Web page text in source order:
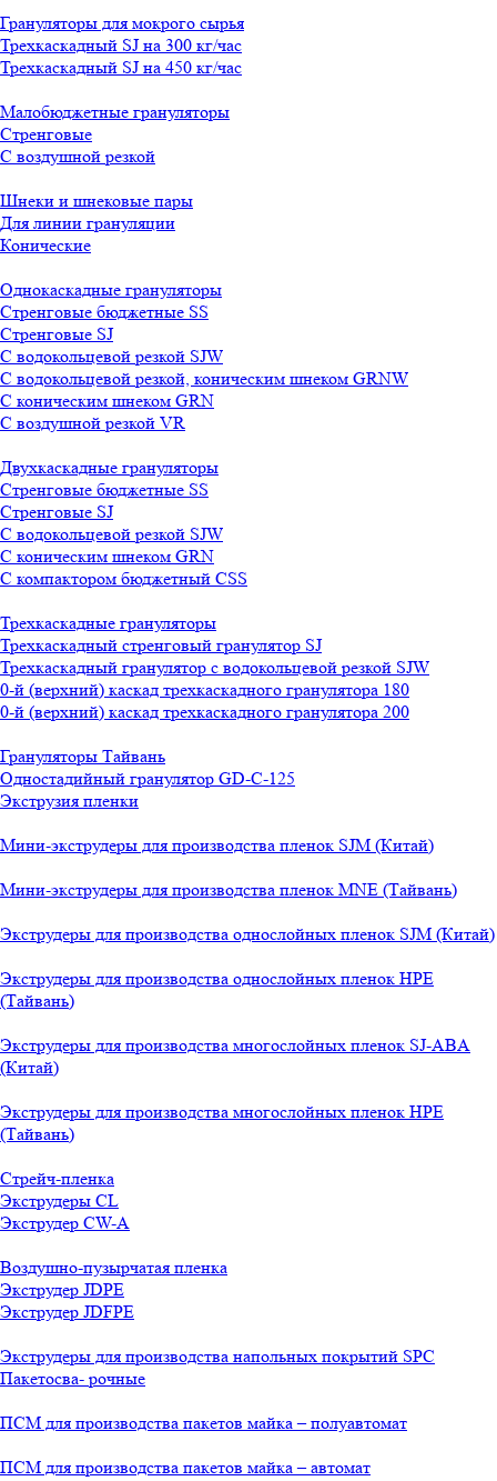
Грануляторы для мокрого сырья
Трехкаскадный SJ на 300 кг/час
Трехкаскадный SJ на 450 кг/час
Малобюджетные грануляторы
Стренговые
С воздушной резкой
Шнеки и шнековые пары
Для линии грануляции
Конические
Однокаскадные грануляторы
Стренговые бюджетные SS
Стренговые SJ
С водокольцевой резкой SJW
С водокольцевой резкой, коническим шнеком GRNW
С коническим шнеком GRN
С воздушной резкой VR
Двухкаскадные грануляторы
Стренговые бюджетные SS
Стренговые SJ
С водокольцевой резкой SJW
С коническим шнеком GRN
С компактором бюджетный CSS
Трехкаскадные грануляторы
Трехкаскадный стренговый гранулятор SJ
Трехкаскадный гранулятор с водокольцевой резкой SJW
0-й (верхний) каскад трехкаскадного гранулятора 180
0-й (верхний) каскад трехкаскадного гранулятора 200
Грануляторы Тайвань
Одностадийный гранулятор GD-C-125
Экструзия пленки
Мини-экструдеры для производства пленок SJM (Китай)
Мини-экструдеры для производства пленок MNE (Тайвань)
Экструдеры для производства однослойных пленок SJM (Китай)
Экструдеры для производства однослойных пленок HPE
(Тайвань)
Экструдеры для производства многослойных пленок SJ-ABA
(Китай)
Экструдеры для производства многослойных пленок HPE
(Тайвань)
Стрейч-пленка
Экструдеры CL
Экструдер CW-A
Воздушно-пузырчатая пленка
Экструдер JDPE
Экструдер JDFPE
Экструдеры для производства напольных покрытий SPC
Пакетосва- рочные
ПСМ для производства пакетов майка – полуавтомат
ПСМ для производства пакетов майка – автомат